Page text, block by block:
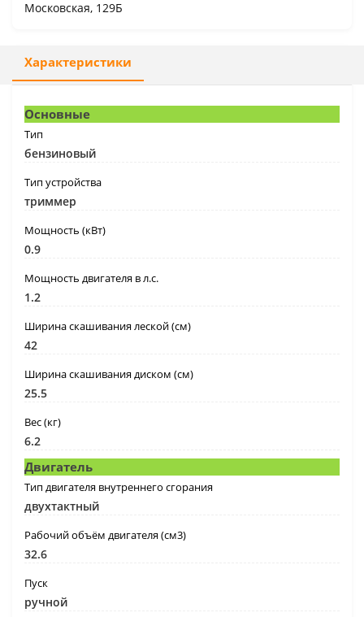
Московская, 129Б
Характеристики
Основные
Тип
бензиновый
Тип устройства
триммер
Мощность (кВт)
0.9
Мощность двигателя в л.с.
1.2
Ширина скашивания леской (см)
42
Ширина скашивания диском (см)
25.5
Вес (кг)
6.2
Двигатель
Тип двигателя внутреннего сгорания
двухтактный
Рабочий объём двигателя (см3)
32.6
Пуск
ручной